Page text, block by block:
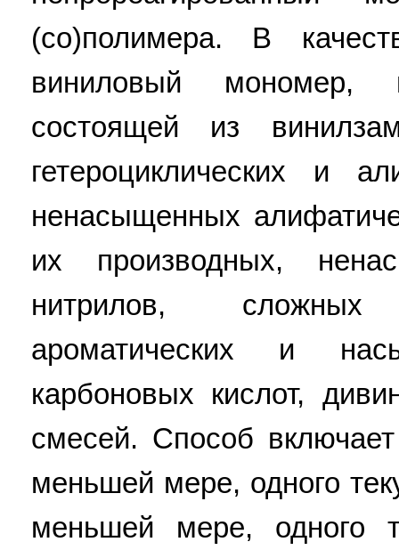
(со)полимера. В
виниловый мономер,
состоящей из
гетероциклических и
ненасыщенных
их производных,
нитрилов,
ароматических и
карбоновых кислот,
смесей. Способ
меньшей мере, одного
меньшей мере, одного